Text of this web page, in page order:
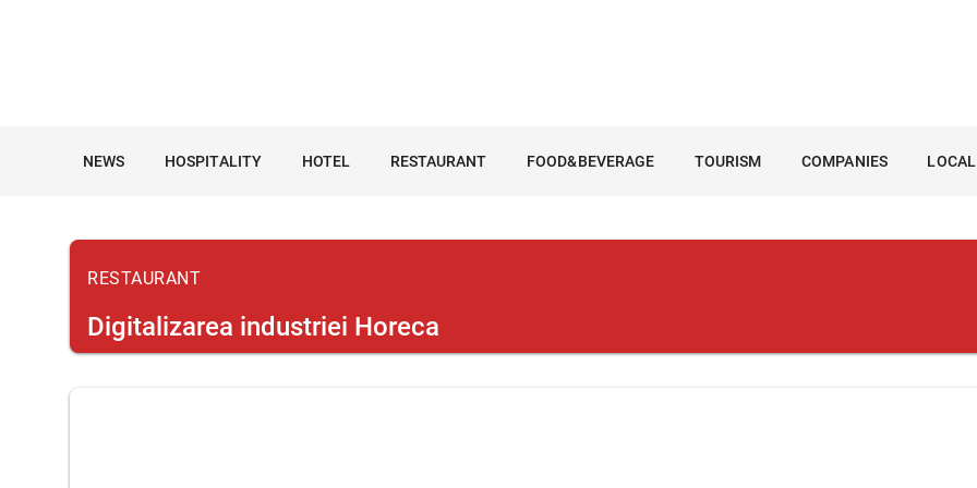
NEWS HOSPITALITY HOTEL RESTAURANT FOOD&BEVERAGE TOURISM COMPANIES
RESTAURANT
Digitalizarea industriei Horeca